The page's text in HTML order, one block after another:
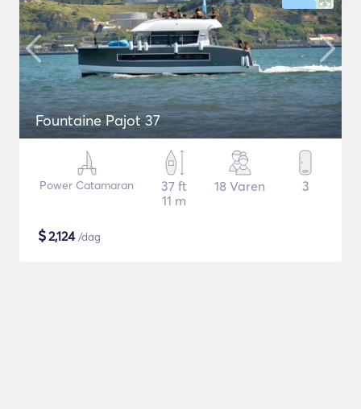
Fountaine Pajot 37
Power Catamaran
37 ft
11 m
18 Varen 3
$2,124/dag